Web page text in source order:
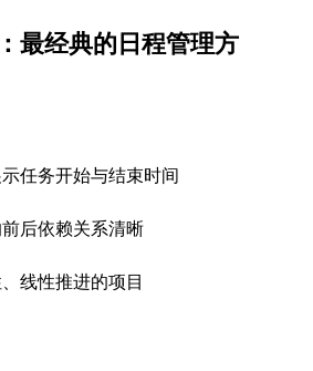
最经典的日程管理方
任务开始与结束时间
后依赖关系清晰
线性推进的项目